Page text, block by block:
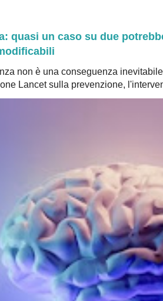
quasi un caso su due
non è una conseguenza
Lancet sulla prevenzione,